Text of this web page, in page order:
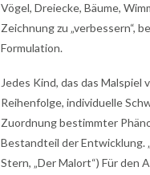
Vögel, Dreiecke, Bäume,
Zeichnung zu „verbessern“,
Formulation.
Jedes Kind, das das
Reihenfolge, individuelle
Zuordnung bestimmter
Bestandteil der Entwicklung.
Stern, „Der Malort“) Für den